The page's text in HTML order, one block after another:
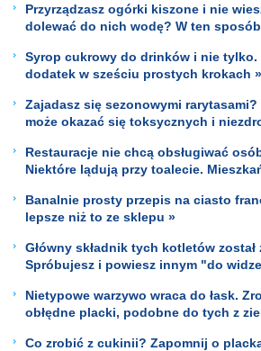
Przyrządzasz ogórki kiszone i nie
dolewać do nich wodę? W ten
Syrop cukrowy do drinków i nie tylko.
dodatek w sześciu prostych krokach »
Zajadasz się sezonowymi rarytasami?
może okazać się toksycznych i
Restauracje nie chcą obsługiwać
Niektóre lądują przy toalecie.
Banalnie prosty przepis na ciasto
lepsze niż to ze sklepu »
Główny składnik tych kotletów został
Spróbujesz i powiesz innym "do
Nietypowe warzywo wraca do łask.
obłędne placki, podobne do tych z
Co zrobić z cukinii? Zapomnij o